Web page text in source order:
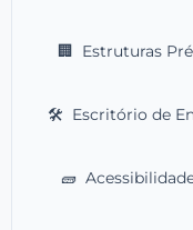
🏢 Estruturas
🛠️ Escritório de
🧱